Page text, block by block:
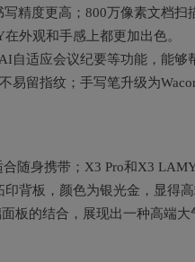
精度更高；800万像素文档
外观和手感上都更加出色。
自适应会议纪要等功能，能够
易留指纹；手写笔升级为
随身携带；X3 Pro和X3
背板，颜色为银光金，显得
板的结合，展现出一种高端大